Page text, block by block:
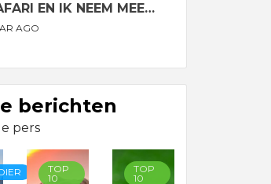
EN IK NEEM MEE…
AGO
berichten
pers
TOP
10
TOP
10